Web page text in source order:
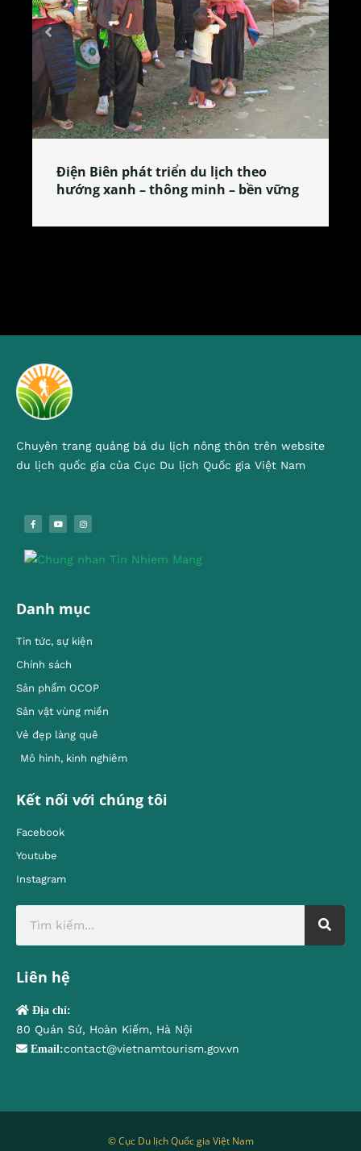
Làng làm bánh tẻ Phú Nhi – nơi lan
tỏa đặc sản xứ Đoài
Chuyên trang quảng bá du lịch nông thôn trên website
du lịch quốc gia của Cục Du lịch Quốc gia Việt Nam
Danh mục
Tin tức, sự kiện
Chính sách
Sản phẩm OCOP
Sản vật vùng miền
Vẻ đẹp làng quê
Mô hình, kinh nghiêm
Kết nối với chúng tôi
Facebook
Youtube
Instagram
Liên hệ
Địa chỉ:
80 Quán Sứ, Hoàn Kiếm, Hà Nội
Email:contact@vietnamtourism.gov.vn
© Cục Du lịch Quốc gia Việt Nam